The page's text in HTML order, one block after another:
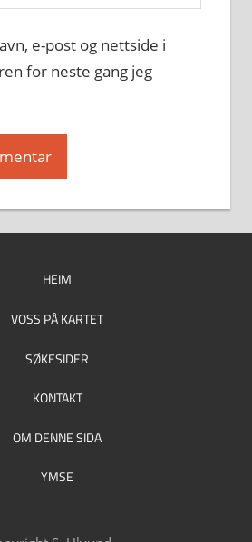
e-post og nettside i
for neste gang jeg
HEIM
VOSS PÅ KARTET
SØKESIDER
KONTAKT
OM DENNE SIDA
YMSE